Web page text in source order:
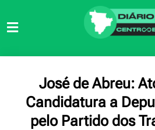
para
José de Abreu:
Candidatura a
pelo Partido dos